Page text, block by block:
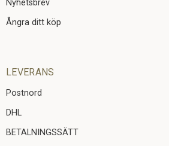
Nyhetsbrev
Ångra ditt köp
LEVERANS
Postnord
DHL
BETALNINGSSÄTT